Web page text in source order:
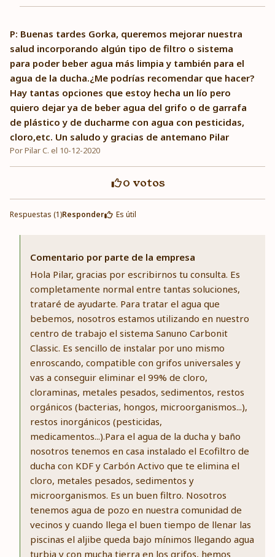
P: Buenas tardes Gorka, queremos mejorar nuestra
salud incorporando algún tipo de filtro o sistema
para poder beber agua más limpia y también para el
agua de la ducha.¿Me podrías recomendar que hacer?
Hay tantas opciones que estoy hecha un lío pero
quiero dejar ya de beber agua del grifo o de garrafa
de plástico y de ducharme con agua con pesticidas,
cloro,etc. Un saludo y gracias de antemano Pilar
Por Pilar C. el 10-12-2020
0 votos
Respuestas (1)Responder Es útil
Comentario por parte de la empresa
Hola Pilar, gracias por escribirnos tu consulta. Es
completamente normal entre tantas soluciones,
trataré de ayudarte. Para tratar el agua que
bebemos, nosotros estamos utilizando en nuestro
centro de trabajo el sistema Sanuno Carbonit
Classic. Es sencillo de instalar por uno mismo
enroscando, compatible con grifos universales y
vas a conseguir eliminar el 99% de cloro,
cloraminas, metales pesados, sedimentos, restos
orgánicos (bacterias, hongos, microorganismos...),
restos inorgánicos (pesticidas,
medicamentos...).Para el agua de la ducha y baño
nosotros tenemos en casa instalado el Ecofiltro de
ducha con KDF y Carbón Activo que te elimina el
cloro, metales pesados, sedimentos y
microorganismos. Es un buen filtro. Nosotros
tenemos agua de pozo en nuestra comunidad de
vecinos y cuando llega el buen tiempo de llenar las
piscinas el aljibe queda bajo mínimos llegando agua
turbia y con mucha tierra en los grifos, hemos